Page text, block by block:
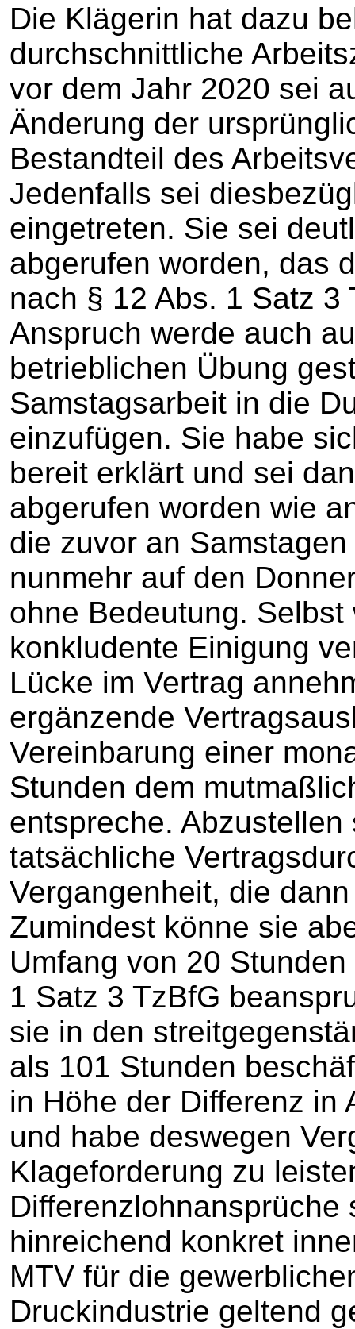
Die Klägerin hat dazu
durchschnittliche
vor dem Jahr 2020 sei
Änderung der
Bestandteil des
Jedenfalls sei
eingetreten. Sie sei
abgerufen worden, das
nach § 12 Abs. 1 Satz
Anspruch werde auch
betrieblichen Übung
Samstagsarbeit in die
einzufügen. Sie habe
bereit erklärt und sei
abgerufen worden wie
die zuvor an
nunmehr auf den
ohne Bedeutung.
konkludente Einigung
Lücke im Vertrag
ergänzende
Vereinbarung einer
Stunden dem
entspreche.
tatsächliche
Vergangenheit, die
Zumindest könne sie
Umfang von 20
1 Satz 3 TzBfG
sie in den
als 101 Stunden
in Höhe der Differenz in
und habe deswegen
Klageforderung zu
hinreichend konkret
MTV für die
Druckindustrie geltend